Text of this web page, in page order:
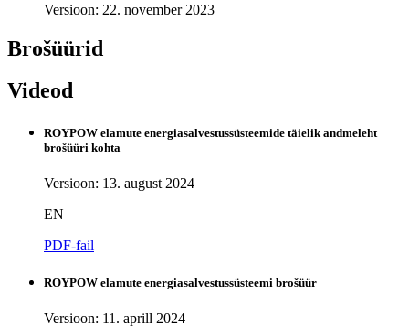
Versioon: 22. november 2023
Brošüürid
Videod
ROYPOW elamute energiasalvestussüsteemide täielik andmeleht
brošüüri kohta
Versioon: 13. august 2024
EN
PDF-fail
ROYPOW elamute energiasalvestussüsteemi brošüür
Versioon: 11. aprill 2024